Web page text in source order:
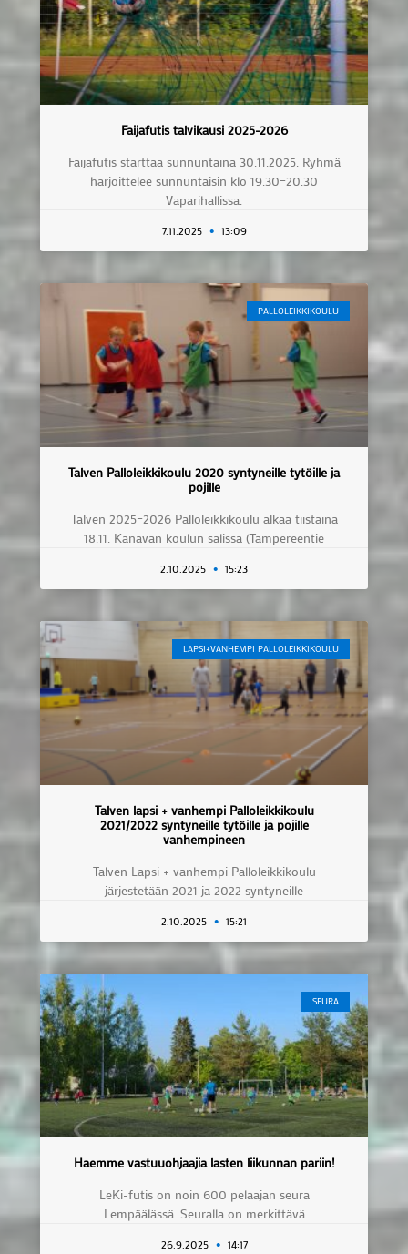
Faijafutis talvikausi 2025-2026
Faijafutis starttaa sunnuntaina 30.11.2025. Ryhmä
harjoittelee sunnuntaisin klo 19.30–20.30
Vaparihallissa.
7.11.2025 13:09
PALLOLEIKKIKOULU
Talven Palloleikkikoulu 2020 syntyneille tytöille ja
pojille
Talven 2025–2026 Palloleikkikoulu alkaa tiistaina
18.11. Kanavan koulun salissa (Tampereentie
2.10.2025 15:23
LAPSI+VANHEMPI PALLOLEIKKIKOULU
Talven lapsi + vanhempi Palloleikkikoulu
2021/2022 syntyneille tytöille ja pojille
vanhempineen
Talven Lapsi + vanhempi Palloleikkikoulu
järjestetään 2021 ja 2022 syntyneille
2.10.2025 15:21
SEURA
Haemme vastuuohjaajia lasten liikunnan pariin!
LeKi-futis on noin 600 pelaajan seura
Lempäälässä. Seuralla on merkittävä
26.9.2025 14:17